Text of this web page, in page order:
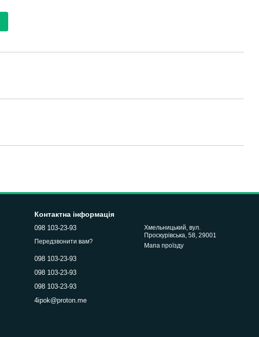
Контактна інформація
098 103-23-93
Передзвонити вам?
098 103-23-93
098 103-23-93
098 103-23-93
4ipok@proton.me
Хмельницький, вул.
Проскурівська, 58, 29001
Мапа проїзду